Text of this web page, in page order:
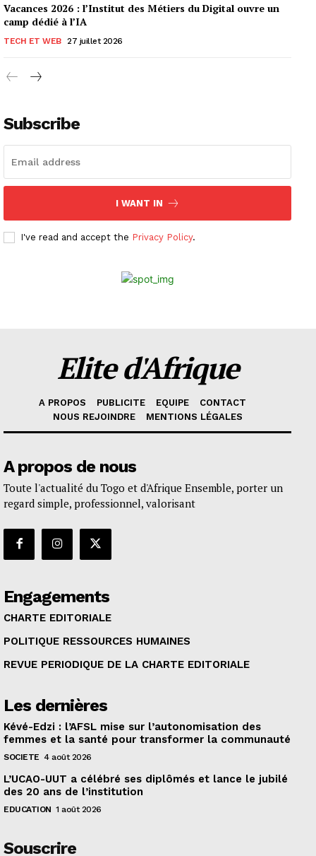
Vacances 2026 : l’Institut des Métiers du Digital ouvre un
camp dédié à l’IA
TECH ET WEB 27 juillet 2026
Subscribe
I WANT IN
I've read and accept the Privacy Policy.
Elite d'Afrique
A PROPOS PUBLICITE EQUIPE
CONTACT
NOUS REJOINDRE
MENTIONS LÉGALES
A propos de nous
Toute l'actualité du Togo et d'Afrique Ensemble, porter un
regard simple, professionnel, valorisant
Engagements
CHARTE EDITORIALE
POLITIQUE RESSOURCES HUMAINES
REVUE PERIODIQUE DE LA CHARTE EDITORIALE
Les dernières
Kévé-Edzi : l’AFSL mise sur l’autonomisation des
femmes et la santé pour transformer la communauté
SOCIETE 4 août 2026
L’UCAO-UUT a célébré ses diplômés et lance le jubilé
des 20 ans de l’institution
EDUCATION 1 août 2026
Souscrire